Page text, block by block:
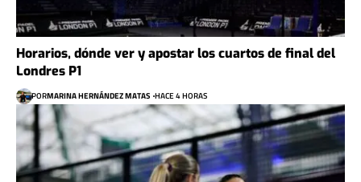
Horarios, dónde ver y apostar los cuartos de final del
Londres P1
PORMARINA HERNÁNDEZ MATAS HACE 4 HORAS